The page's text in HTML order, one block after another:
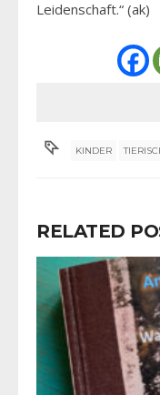
Leidenschaft.“ (ak)
KINDER
RELATED